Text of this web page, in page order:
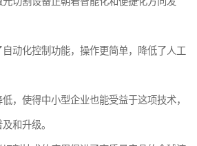
动化控制功能，操作更简单，降低了人工
，使得中小型企业也能受益于这项技术，
和升级。